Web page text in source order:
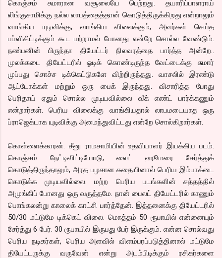
கொஞ்சம் சுமாரான வசூலையே பெற்றது. தயாரிப்பாளராய்
லிங்குசாமிக்கு நல்ல லாபத்தைத்தான் கொடுத்திருக்கிறது என்றாலும்
வாங்கிய யுடிவிக்கு, வாங்கிய விலைக்கும், அவர்கள் செய்த
பப்ளிசிட்டிக்கும் கூட பற்றாமல் போனது என்றே சொல்ல வேண்டும்.
நண்பனின் பிருந்தா தியேட்டர் நிலவரத்தை பார்த்த அன்றே..
முலக்கடை தியேட்டரில் ஓடிக் கொண்டிருந்த வேட்டைக்கு சுமார்
முப்பது சொச்ச டிக்கெட்டுகளே விற்றிருந்தது. வாசலில் இரண்டு
ஆட்டோக்கள் மற்றும் ஒரு பைக் இருந்தது. விசாரித்த போது
பெரிதாய் ஏதும் சொல்ல முடியவில்லை வீக் எண்ட் பார்க்கணும்
என்றார்கள். பெரிய விலைக்கு வாங்கியதால் லாபமடையாத ஒரு
ப்ராஜெக்டாக யுடிவிக்கு அமைந்துவிட்டது என்றே சொல்கிறார்கள்.
கொள்ளைக்காரன். சீனு ராமசாமியின் உதவியாளர் இயக்கிய படம்.
கொஞ்சம் நேட்டிவிட்டியோடு, லைட் ஹூமரை சேர்த்துக்
கொடுத்திருந்தாலும், அரத பழசான கதையினால் பெரிய இம்பாக்டை
கொடுக்க முடியவில்லை. மற்ற பெரிய படங்களின் சத்தத்தில்
அமுங்கிப் போனது ஒரு வருத்தமே. நான் பைலட் தியேட்டரில் காணும்
பொங்கலன்று காலைக் காட்சி பார்த்தேன். இத்தனைக்கு தியேட்டரில்
50/30 மட்டுமே டிக்கெட் விலை. மொத்தம் 50 ரூபாயில் என்னையும்
சேர்த்து 6 பேர். 30 ரூபாயில் இருபது பேர் இருக்கும். என்ன சொல்வது
பெரிய நடிகர்கள், பெரிய அளவில் விளம்பரப்படுத்தினால் மட்டுமே
தியேட்டருக்கு வருவேன் என்று அடம்பிடிக்கும் ரசிகர்களை